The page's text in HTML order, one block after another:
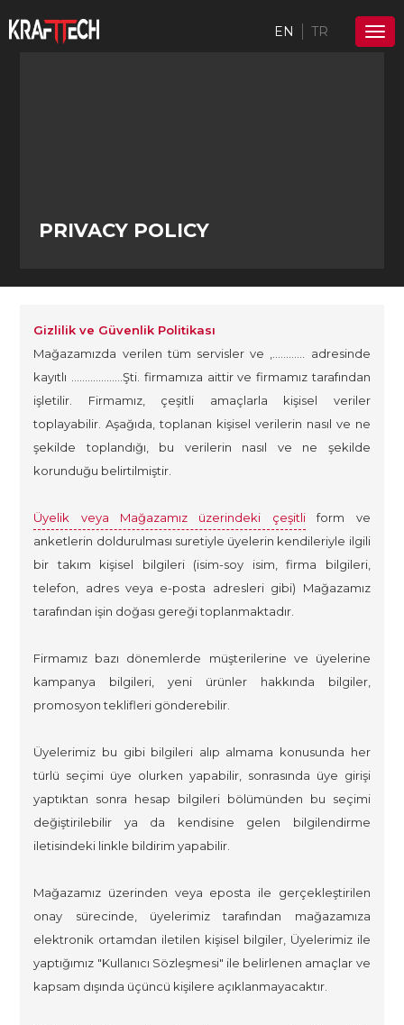
EN TR
PRIVACY POLICY
Gizlilik ve Güvenlik Politikası
Mağazamızda verilen tüm servisler ve ,………… adresinde
kayıtlı ……………….Şti. firmamıza aittir ve firmamız tarafından
işletilir. Firmamız, çeşitli amaçlarla kişisel veriler
toplayabilir. Aşağıda, toplanan kişisel verilerin nasıl ve ne
şekilde toplandığı, bu verilerin nasıl ve ne şekilde
korunduğu belirtilmiştir.
Üyelik veya Mağazamız üzerindeki çeşitliform ve
anketlerin doldurulması suretiyle üyelerin kendileriyle ilgili
bir takım kişisel bilgileri (isim-soy isim, firma bilgileri,
telefon, adres veya e-posta adresleri gibi) Mağazamız
tarafından işin doğası gereği toplanmaktadır.
Firmamız bazı dönemlerde müşterilerine ve üyelerine
kampanya bilgileri, yeni ürünler hakkında bilgiler,
promosyon teklifleri gönderebilir.
Üyelerimiz bu gibi bilgileri alıp almama konusunda her
türlü seçimi üye olurken yapabilir, sonrasında üye girişi
yaptıktan sonra hesap bilgileri bölümünden bu seçimi
değiştirilebilir ya da kendisine gelen bilgilendirme
iletisindeki linkle bildirim yapabilir.
Mağazamız üzerinden veya eposta ile gerçekleştirilen
onay sürecinde, üyelerimiz tarafından mağazamıza
elektronik ortamdan iletilen kişisel bilgiler, Üyelerimiz ile
yaptığımız "Kullanıcı Sözleşmesi" ile belirlenen amaçlar ve
kapsam dışında üçüncü kişilere açıklanmayacaktır.